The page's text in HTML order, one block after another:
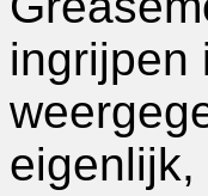
ingrijpen